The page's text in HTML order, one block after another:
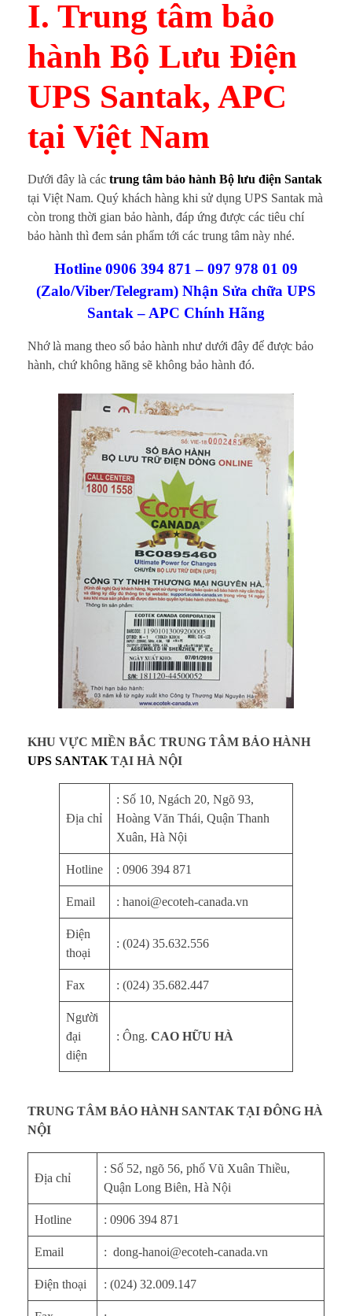
g
t
â
m
b
ả
h
n
U
P
C
t
V
I. Trung tâm bảo
hành Bộ Lưu Điện
UPS Santak, APC
tại Việt Nam
Dưới đây là các trung tâm bảo hành Bộ lưu điện Santak
tại Việt Nam. Quý khách hàng khi sử dụng UPS Santak mà
còn trong thời gian bảo hành, đáp ứng được các tiêu chí
bảo hành thì đem sản phẩm tới các trung tâm này nhé.
Hotline 0906 394 871 – 097 978 01 09
(Zalo/Viber/Telegram) Nhận Sửa chữa UPS
Santak – APC Chính Hãng
Nhớ là mang theo sổ bảo hành như dưới đây để được bảo
hành, chứ không hãng sẽ không bảo hành đó.
KHU VỰC MIỀN BẮC TRUNG TÂM BẢO HÀNH
UPS SANTAK TẠI HÀ NỘI
Địa chỉ
: Số 10, Ngách 20, Ngõ 93,
Hoàng Văn Thái, Quận Thanh
Xuân, Hà Nội
Hotline : 0906 394 871
Email : hanoi@ecoteh-canada.vn
Điện
thoại
: (024) 35.632.556
Fax : (024) 35.682.447
Người
đại
diện
: Ông. CAO HỮU HÀ
TRUNG TÂM BẢO HÀNH SANTAK TẠI ĐÔNG HÀ
NỘI
Địa chỉ
: Số 52, ngõ 56, phố Vũ Xuân Thiều,
Quận Long Biên, Hà Nội
Hotline : 0906 394 871
Email : dong-hanoi@ecoteh-canada.vn
Điện thoại : (024) 32.009.147